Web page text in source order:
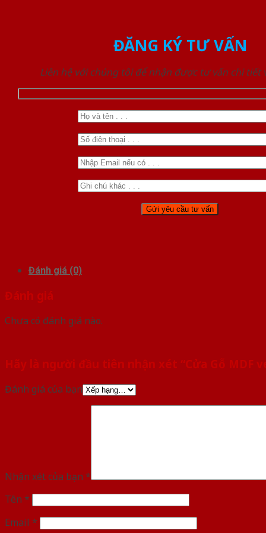
ĐĂNG KÝ TƯ VẤN
Liên hệ với chúng tôi để nhận được tư vấn chi tiết
Đánh giá (0)
Đánh giá
Chưa có đánh giá nào.
Hãy là người đầu tiên nhận xét “Cửa Gỗ MDF
Đánh giá của bạn
Nhận xét của bạn *
Tên *
Email *